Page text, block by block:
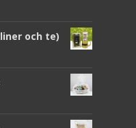
och te)